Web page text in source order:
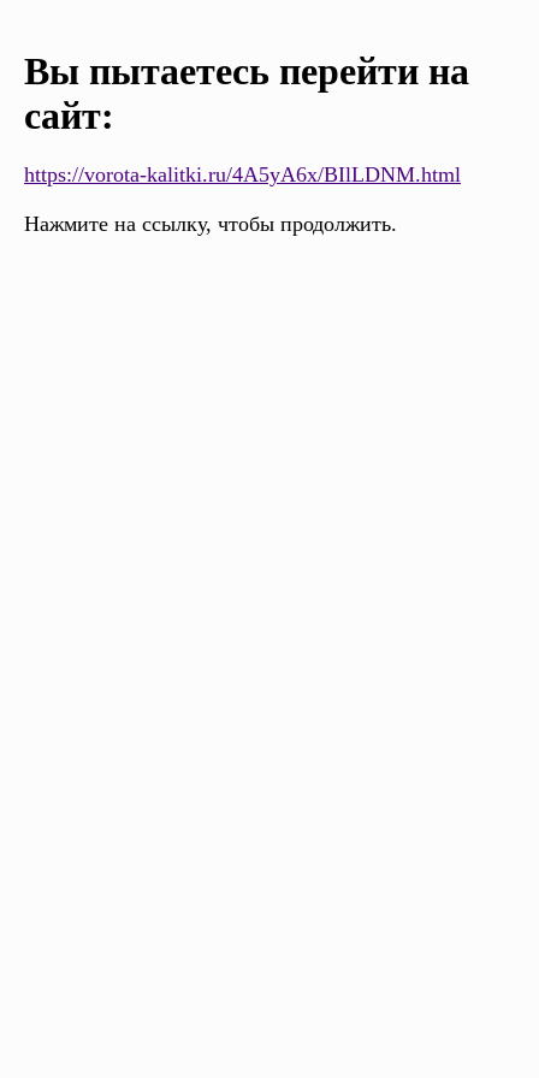
Вы пытаетесь перейти на
сайт:
https://vorota-kalitki.ru/4A5yA6x/BIlLDNM.html
Нажмите на ссылку, чтобы продолжить.